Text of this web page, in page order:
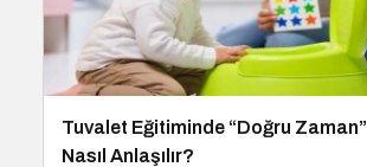
Tuvalet Eğitiminde “Doğru Zaman”
Nasıl Anlaşılır?